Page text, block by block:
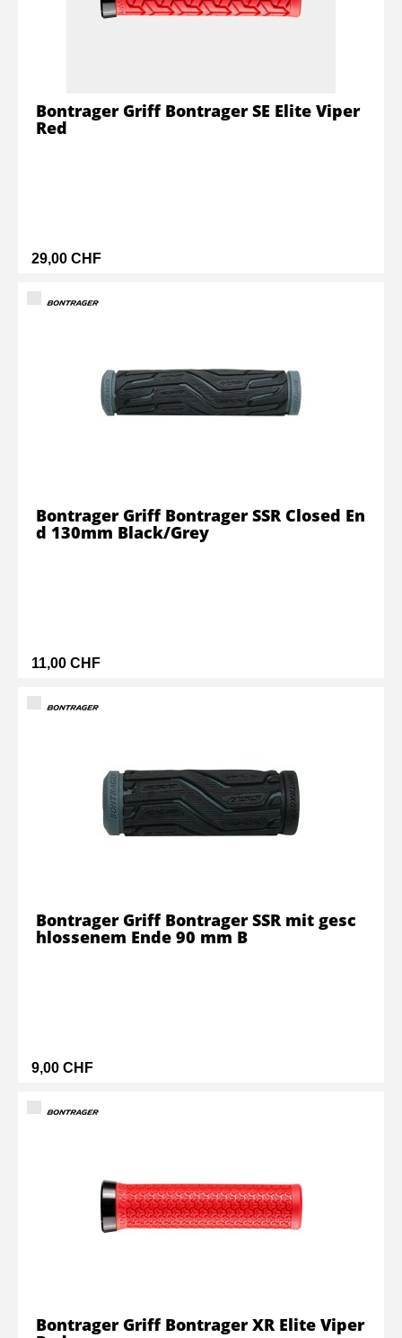
29,00 CHF
Bontrager Griff Bontrager SE Elite Viper
Red
11,00 CHF
Bontrager Griff Bontrager SSR Closed En
d 130mm Black/Grey
9,00 CHF
Bontrager Griff Bontrager SSR mit gesc
hlossenem Ende 90 mm B
Bontrager Griff Bontrager XR Elite Viper